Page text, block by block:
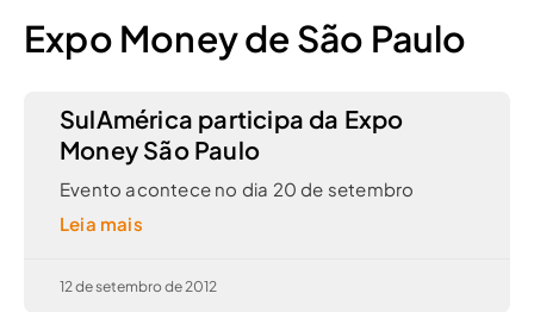
Expo Money de São Paulo
SulAmérica participa da Expo
Money São Paulo
Evento acontece no dia 20 de setembro
Leia mais
12 de setembro de 2012